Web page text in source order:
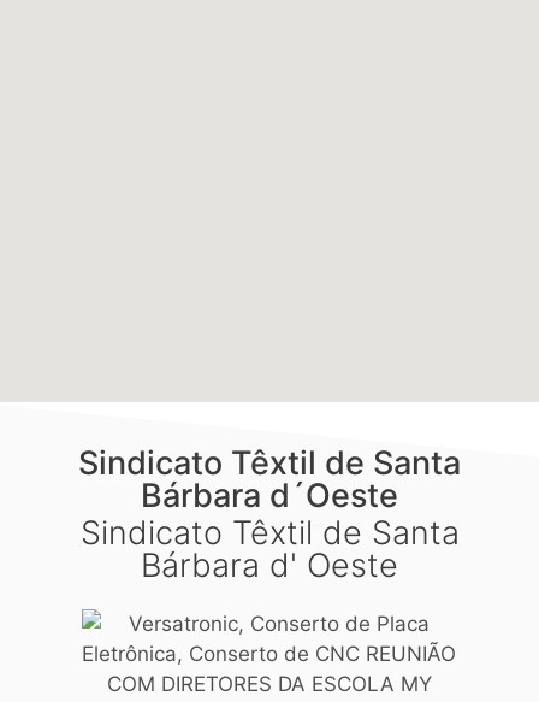
Sindicato Têxtil de Santa
Bárbara d´Oeste
Sindicato Têxtil de Santa
Bárbara d' Oeste